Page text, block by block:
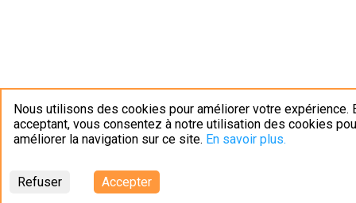
Nous utilisons des cookies pour améliorer votre expérience.
acceptant, vous consentez à notre utilisation des cookies
améliorer la navigation sur ce site. En savoir plus.
Refuser Accepter